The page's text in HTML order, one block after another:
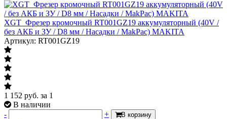
XGT_Фрезер кромочный RT001GZ19 аккумуляторный (40V /
без АКБ и ЗУ / D8 мм / Насадки / MakPac) MAKITA
Артикул: RT001GZ19
1 152 руб. за 1
В наличии
-
+ В корзину